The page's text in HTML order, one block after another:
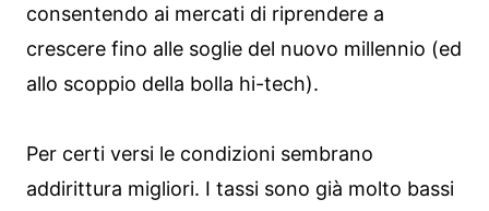
consentendo ai mercati di riprendere a
crescere fino alle soglie del nuovo millennio (ed
allo scoppio della bolla hi-tech).
Per certi versi le condizioni sembrano
addirittura migliori. I tassi sono già molto bassi